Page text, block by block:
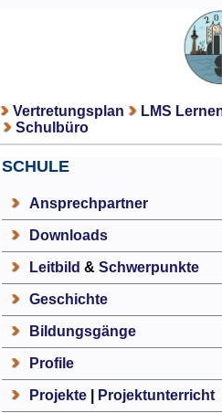
Vertretungsplan LMS
Schulbüro
SCHULE
Ansprechpartner
Downloads
Leitbild & Schwerpunkte
Geschichte
Bildungsgänge
Profile
Projekte| Projektunterricht